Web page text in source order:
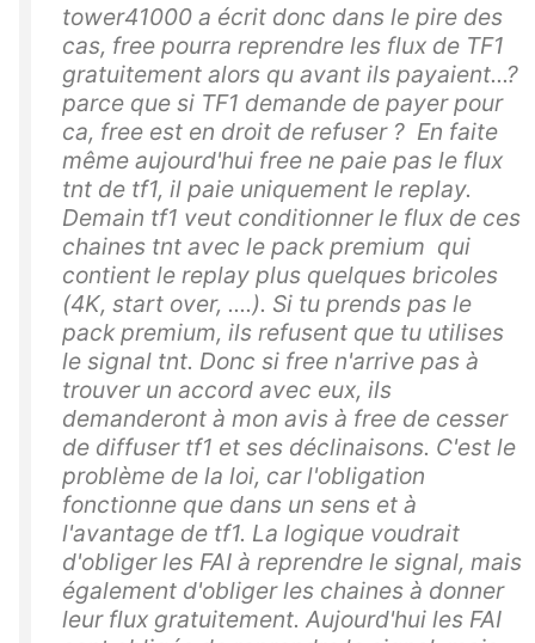
tower41000 a écrit donc dans le pire des
cas, free pourra reprendre les flux de TF1
gratuitement alors qu avant ils payaient...?
parce que si TF1 demande de payer pour
ca, free est en droit de refuser ? En faite
même aujourd'hui free ne paie pas le flux
tnt de tf1, il paie uniquement le replay.
Demain tf1 veut conditionner le flux de ces
chaines tnt avec le pack premium qui
contient le replay plus quelques bricoles
(4K, start over, ....). Si tu prends pas le
pack premium, ils refusent que tu utilises
le signal tnt. Donc si free n'arrive pas à
trouver un accord avec eux, ils
demanderont à mon avis à free de cesser
de diffuser tf1 et ses déclinaisons. C'est le
problème de la loi, car l'obligation
fonctionne que dans un sens et à
l'avantage de tf1. La logique voudrait
d'obliger les FAI à reprendre le signal, mais
également d'obliger les chaines à donner
leur flux gratuitement. Aujourd'hui les FAI